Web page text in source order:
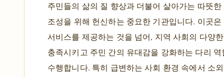
주민들의 삶의 질 향상과 더불어 살아가는 따뜻한
조성을 위해 헌신하는 중요한 기관입니다. 이곳
서비스를 제공하는 것을 넘어, 지역 사회의 다양
충족시키고 주민 간의 유대감을 강화하는 다리 역
수행합니다. 특히 급변하는 사회 환경 속에서 소